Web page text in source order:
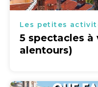
Les petites
5 spectacles à
alentours)